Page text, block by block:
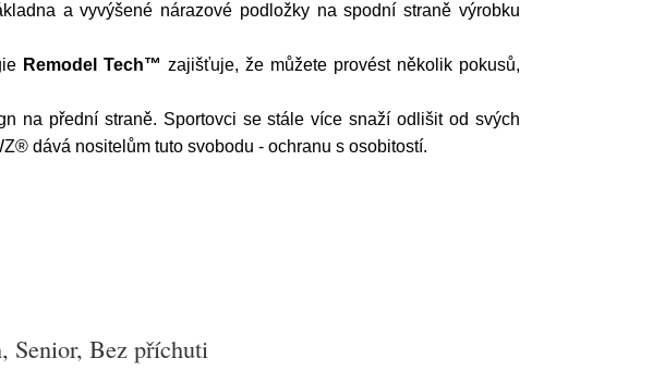
a vyvýšené nárazové podložky na spodní straně výrobku
Remodel Tech™ zajišťuje, že můžete provést několik pokusů,
na přední straně. Sportovci se stále více snaží odlišit od svých
dává nositelům tuto svobodu - ochranu s osobitostí.
Senior, Bez příchuti